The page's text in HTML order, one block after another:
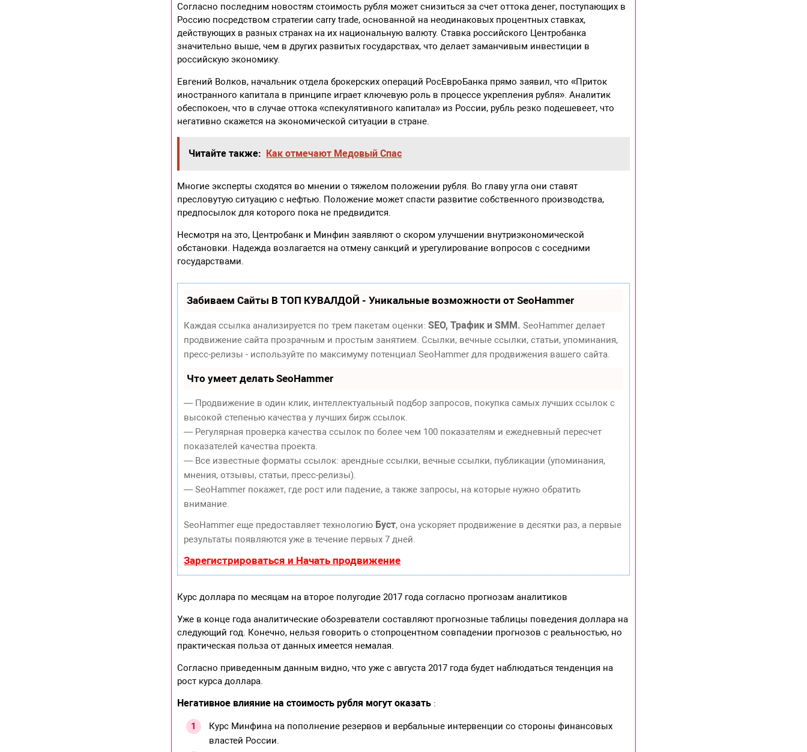
Согласно последним новостям стоимость рубля может снизиться за счет оттока денег, поступающих в
Россию посредством стратегии carry trade, основанной на неодинаковых процентных ставках,
действующих в разных странах на их национальную валюту. Ставка российского Центробанка
значительно выше, чем в других развитых государствах, что делает заманчивым инвестиции в
российскую экономику.
Евгений Волков, начальник отдела брокерских операций РосЕвроБанка прямо заявил, что «Приток
иностранного капитала в принципе играет ключевую роль в процессе укрепления рубля». Аналитик
обеспокоен, что в случае оттока «спекулятивного капитала» из России, рубль резко подешевеет, что
негативно скажется на экономической ситуации в стране.
Читайте также: Как отмечают Медовый Спас
Многие эксперты сходятся во мнении о тяжелом положении рубля. Во главу угла они ставят
пресловутую ситуацию с нефтью. Положение может спасти развитие собственного производства,
предпосылок для которого пока не предвидится.
Несмотря на это, Центробанк и Минфин заявляют о скором улучшении внутриэкономической
обстановки. Надежда возлагается на отмену санкций и урегулирование вопросов с соседними
государствами.
Забиваем Сайты В ТОП КУВАЛДОЙ - Уникальные возможности от SeoHammer
Каждая ссылка анализируется по трем пакетам оценки:SEO, Трафик и SMM. SeoHammer делает
продвижение сайта прозрачным и простым занятием. Ссылки, вечные ссылки, статьи, упоминания,
пресс-релизы - используйте по максимуму потенциал SeoHammer для продвижения вашего сайта.
Что умеет делать SeoHammer
— Продвижение в один клик, интеллектуальный подбор запросов, покупка самых лучших ссылок с
высокой степенью качества у лучших бирж ссылок.
— Регулярная проверка качества ссылок по более чем 100 показателям и ежедневный пересчет
показателей качества проекта.
— Все известные форматы ссылок: арендные ссылки, вечные ссылки, публикации (упоминания,
мнения, отзывы, статьи, пресс-релизы).
— SeoHammer покажет, где рост или падение, а также запросы, на которые нужно обратить
внимание.
SeoHammer еще предоставляет технологию Буст, она ускоряет продвижение в десятки раз, а первые
результаты появляются уже в течение первых 7 дней.
Зарегистрироваться и Начать продвижение
Курс доллара по месяцам на второе полугодие 2017 года согласно прогнозам аналитиков
Уже в конце года аналитические обозреватели составляют прогнозные таблицы поведения доллара на
следующий год. Конечно, нельзя говорить о стопроцентном совпадении прогнозов с реальностью, но
практическая польза от данных имеется немалая.
Согласно приведенным данным видно, что уже с августа 2017 года будет наблюдаться тенденция на
рост курса доллара.
Негативное влияние на стоимость рубля могут оказать :
Курс Минфина на пополнение резервов и вербальные интервенции со стороны финансовых
властей России.